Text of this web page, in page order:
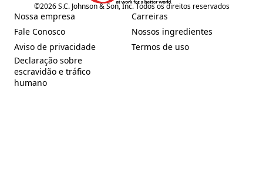
(Opens in a new tab)
©2026S.C. Johnson & Son, Inc. Todos os direitos reservados
Nossa empresa
(Opens in a new tab)
Fale Conosco
(Opens in a new tab)
Aviso de privacidade
(Opens in a new tab)
Declaração sobre
escravidão e tráfico
humano
(Opens in a new tab)
Carreiras
(Opens in a new tab)
Nossos ingredientes
(Opens in a new tab)
Termos de uso
(Opens in a new tab)